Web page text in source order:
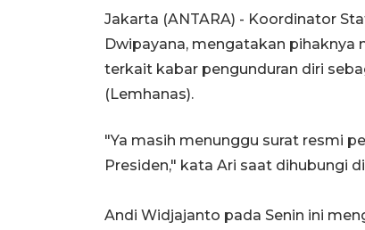
Jakarta (ANTARA) - Koordinator
Dwipayana, mengatakan pihaknya
terkait kabar pengunduran diri
(Lemhanas).
"Ya masih menunggu surat resmi
Presiden," kata Ari saat dihubungi
Andi Widjajanto pada Senin ini